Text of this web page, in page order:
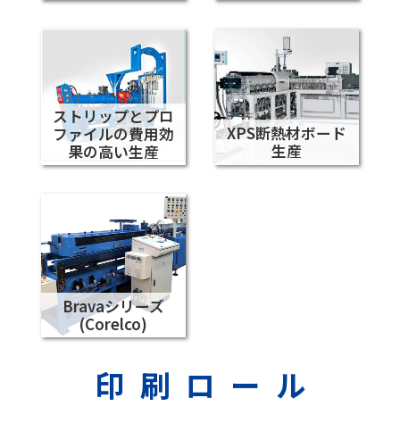
ストリップとプロ
ファイルの費用効
果の高い生産
XPS断熱材ボード
生産
Bravaシリーズ
(Corelco)
印刷ロール